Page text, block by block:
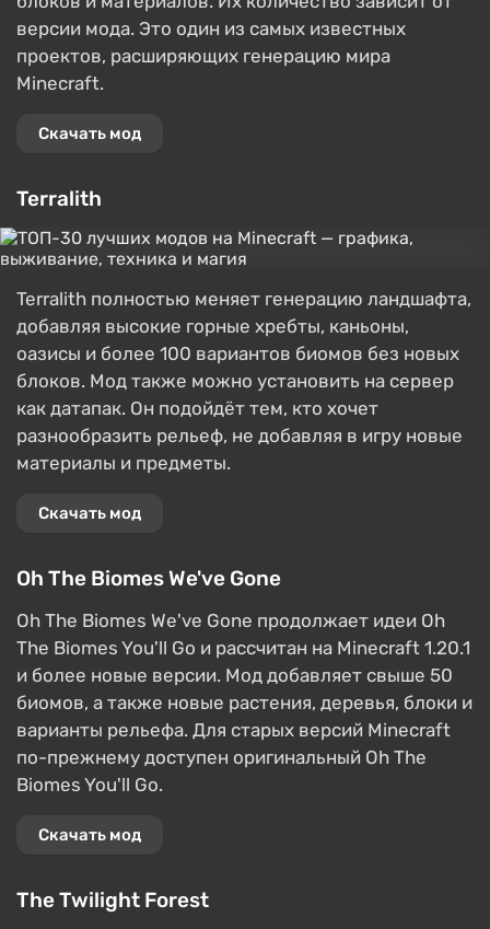
версии мода. Это один из самых известных
проектов, расширяющих генерацию мира
Minecraft.
Скачать мод
Terralith
Terralith полностью меняет генерацию ландшафта,
добавляя высокие горные хребты, каньоны,
оазисы и более 100 вариантов биомов без новых
блоков. Мод также можно установить на сервер
как датапак. Он подойдёт тем, кто хочет
разнообразить рельеф, не добавляя в игру новые
материалы и предметы.
Скачать мод
Oh The Biomes We've Gone
Oh The Biomes We've Gone продолжает идеи Oh
The Biomes You'll Go и рассчитан на Minecraft 1.20.1
и более новые версии. Мод добавляет свыше 50
биомов, а также новые растения, деревья, блоки и
варианты рельефа. Для старых версий Minecraft
по-прежнему доступен оригинальный Oh The
Biomes You'll Go.
Скачать мод
The Twilight Forest